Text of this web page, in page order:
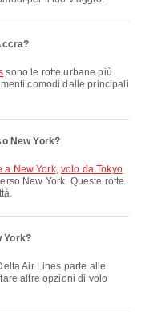
sono le rotte urbane più
comodi dalle principali
New York?
a New York, volo da Tokyo
New York. Queste rotte
York?
altre opzioni di volo